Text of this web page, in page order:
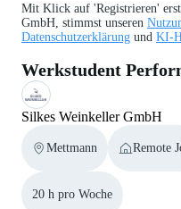
Mit Klick auf 'Registrieren'
GmbH, stimmst unseren
Datenschutzerklärung und KI-
Werkstudent
Silkes Weinkeller GmbH
Mettmann Remote
20 h pro Woche